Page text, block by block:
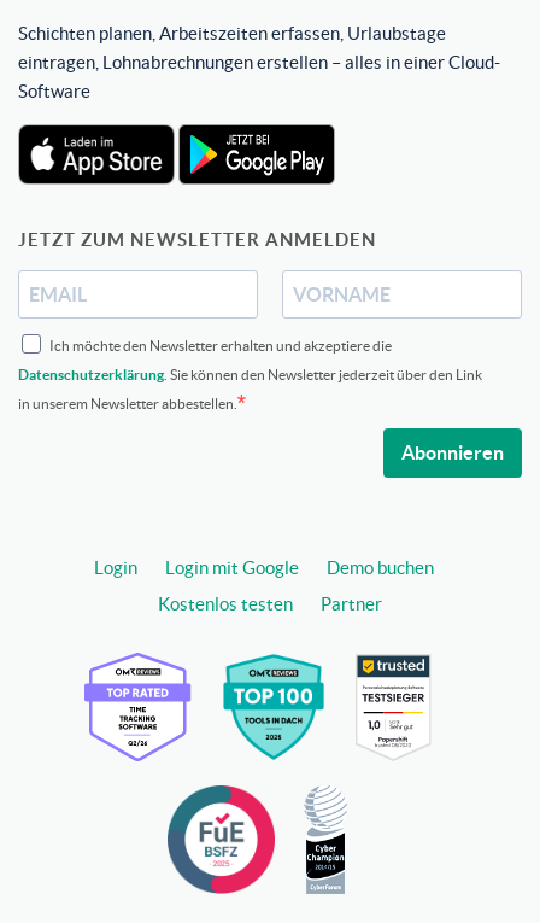
Schichten planen, Arbeitszeiten erfassen, Urlaubstage
eintragen, Lohnabrechnungen erstellen – alles in einer Cloud-
Software
JETZT ZUM NEWSLETTER ANMELDEN
Ich möchte den Newsletter erhalten und akzeptiere die
Datenschutzerklärung . Sie können den Newsletter jederzeit über den Link
in unserem Newsletter abbestellen.
Abonnieren
Login Login mit Google
Demo buchen
Kostenlos testen
Partner